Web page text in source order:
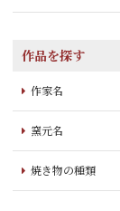
作品を探す
作家名
窯元名
焼き物の種類